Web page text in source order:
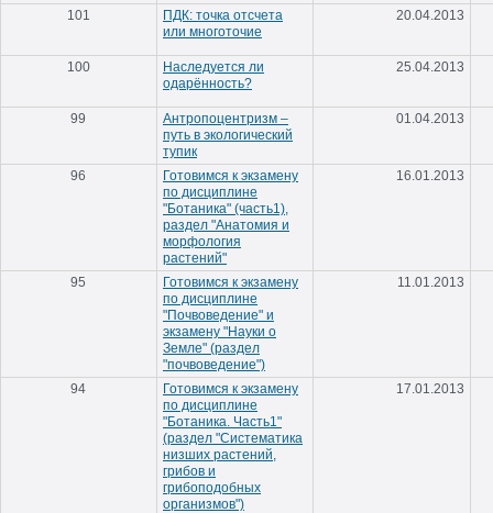
101
ПДК: точка отсчета
или многоточие
20.04.2013
100
Наследуется ли
одарённость?
25.04.2013
99
Антропоцентризм –
путь в экологический
тупик
01.04.2013
96
Готовимся к экзамену
по дисциплине
"Ботаника" (часть1),
раздел "Анатомия и
морфология
растений"
16.01.2013
95
Готовимся к экзамену
по дисциплине
"Почвоведение" и
экзамену "Науки о
Земле" (раздел
"почвоведение")
11.01.2013
94
Готовимся к экзамену
по дисциплине
"Ботаника. Часть1"
(раздел "Систематика
низших растений,
грибов и
грибоподобных
организмов")
17.01.2013